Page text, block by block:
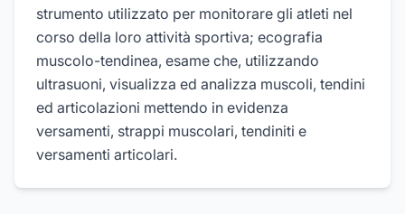
strumento utilizzato per monitorare gli atleti nel
corso della loro attività sportiva; ecografia
muscolo-tendinea, esame che, utilizzando
ultrasuoni, visualizza ed analizza muscoli, tendini
ed articolazioni mettendo in evidenza
versamenti, strappi muscolari, tendiniti e
versamenti articolari.